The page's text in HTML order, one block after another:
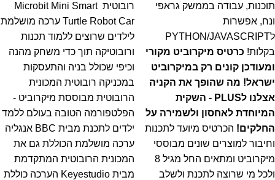
תוכנות, עבודה בממשק גראפי
ונח, אפשרות
לPYTHON/JAVASCRIPT
בקלות! כרטיס מיקרוביט מקורי
ומעודכן קונים רק במיקרוביט
ישראל! מה שהופך את הקניה
אצלנו לPLUS - השקית
המיוחדת לאחסון ולשמירה על
החלקים! הכרטיס מיועד לתכנות
וחיבור למוצרים שונים מבוססי
מיקרוביט ומתאים החל מגיל 8
ולכל מי שרוצה לתכנת ולשלב
רובוטית Microbit Mini Smart
Turtle Robot Car ערכה מושלמת
לילדים שרוצים ללמוד תכנות
ורובוטיקה תוך כדי משחק מהנה
וכיפי שכולל בניה והתעסקות
במכניקה רובוטית המכונית
הרובוטית מבוססת מיקרוביט -
הפלטפורמה הטובה בעולם ללמד
ילדים לתכנת מבית BBC אנגליה
ערכה מושלמת הכוללת גם את
המכונית הרובוטית המתקדמת
מבית Keyestudio הערכה כוללת